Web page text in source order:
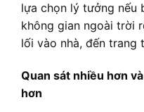
lựa chọn lý tưởng nếu
không gian ngoài trời
lối vào nhà, đến trang
Quan sát nhiều hơn
hơn